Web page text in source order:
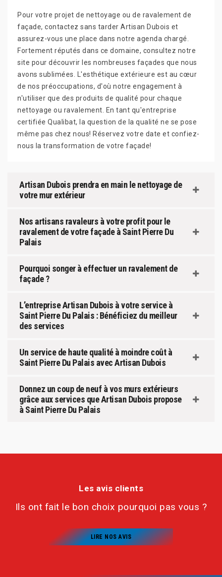
Pour votre projet de nettoyage ou de ravalement de
façade, contactez sans tarder Artisan Dubois et
assurez-vous une place dans notre agenda chargé.
Fortement réputés dans ce domaine, consultez notre
site pour découvrir les nombreuses façades que nous
avons sublimées. L'esthétique extérieure est au cœur
de nos préoccupations, d'où notre engagement à
n'utiliser que des produits de qualité pour chaque
nettoyage ou ravalement. En tant qu'entreprise
certifiée Qualibat, la question de la qualité ne se pose
même pas chez nous! Réservez votre date et confiez-
nous la transformation de votre façade!
Artisan Dubois prendra en main le nettoyage de
votre mur extérieur
Nos artisans ravaleurs à votre profit pour le
ravalement de votre façade à Saint Pierre Du
Palais
Pourquoi songer à effectuer un ravalement de
façade ?
L’entreprise Artisan Dubois à votre service à
Saint Pierre Du Palais : Bénéficiez du meilleur
des services
Un service de haute qualité à moindre coût à
Saint Pierre Du Palais avec Artisan Dubois
Donnez un coup de neuf à vos murs extérieurs
grâce aux services que Artisan Dubois propose
à Saint Pierre Du Palais
Les avis clients
Ils ont fait le bon choix pourquoi pas vous ?
LIRE NOS AVIS